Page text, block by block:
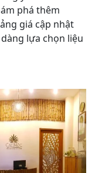
phá thêm
giá cập nhật
lựa chọn liệu